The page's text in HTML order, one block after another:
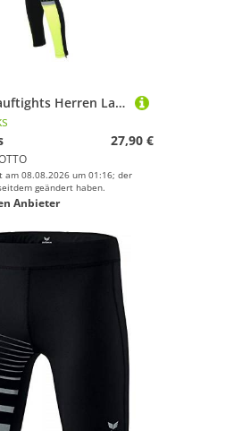
Airtracks Lauftights Herren Laufhose Lang Neon (Sporthose mit Kompressionswirkung, & Quick Dry Funktion) » S M L Xl XXL XXXL «
27,90 €
08.08.2026 um 01:16; der
geändert haben.
Anbieter